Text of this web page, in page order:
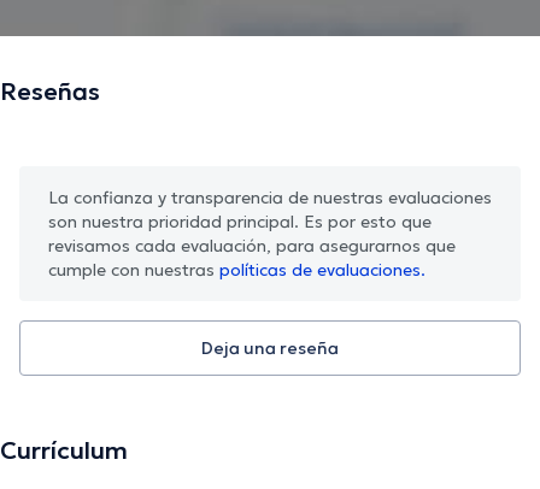
Reseñas
La confianza y transparencia de nuestras evaluaciones
son nuestra prioridad principal. Es por esto que
revisamos cada evaluación, para asegurarnos que
cumple con nuestras políticas de evaluaciones.
Deja una reseña
Currículum